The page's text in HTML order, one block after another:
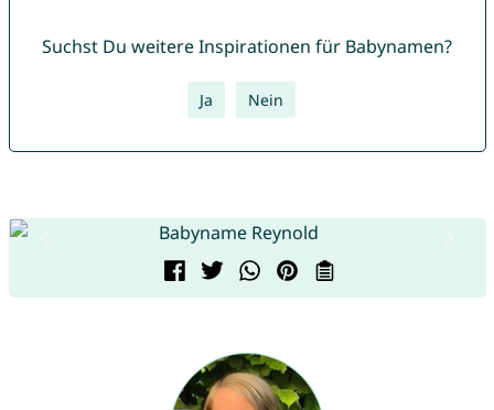
Suchst Du weitere Inspirationen für Babynamen?
Ja Nein